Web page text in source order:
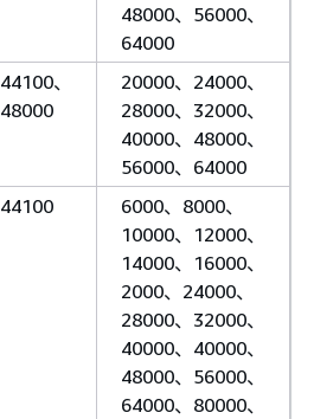
48000、56000、
64000
44100、
48000
20000、24000、
28000、32000、
40000、48000、
56000、64000
44100
6000、8000、
10000、12000、
14000、16000、
2000、24000、
28000、32000、
40000、40000、
48000、56000、
64000、80000、